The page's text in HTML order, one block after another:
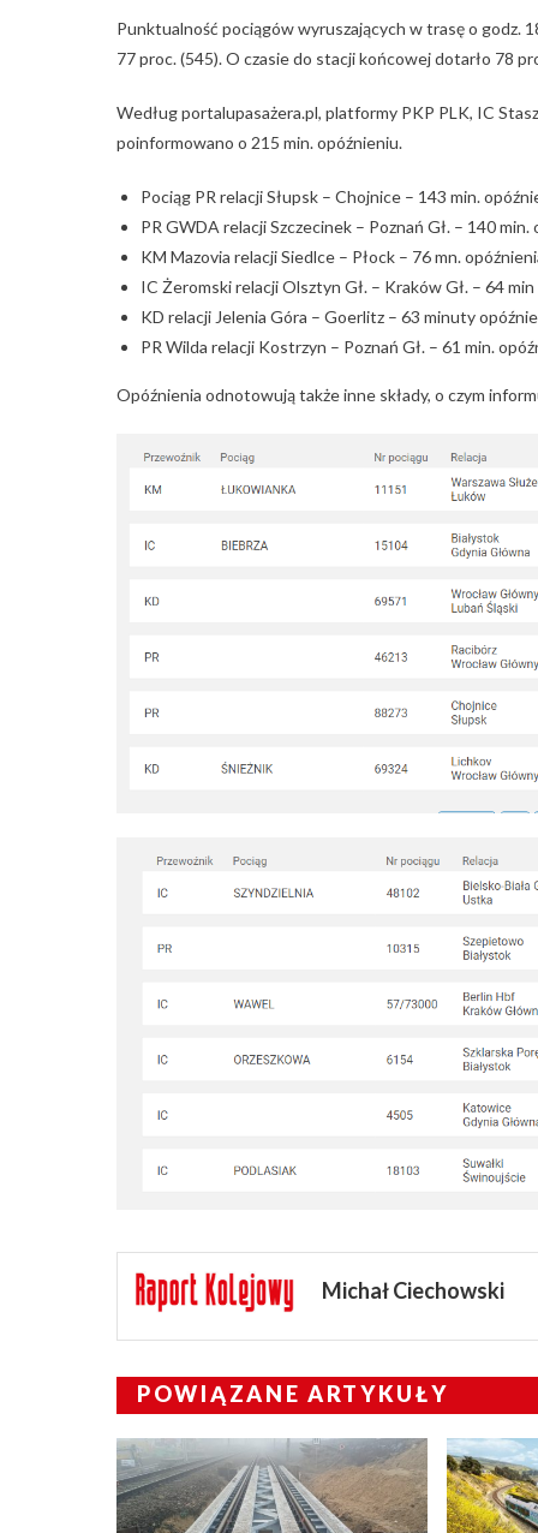
Punktualność pociągów wyruszających w trasę o godz.
77 proc. (545). O czasie do stacji końcowej dotarło 78
Według portalupasażera.pl, platformy PKP PLK, IC
poinformowano o 215 min. opóźnieniu.
Pociąg PR relacji Słupsk – Chojnice – 143 min.
PR GWDA relacji Szczecinek – Poznań Gł. – 140 min.
KM Mazovia relacji Siedlce – Płock – 76 mn.
IC Żeromski relacji Olsztyn Gł. – Kraków Gł. – 64
KD relacji Jelenia Góra – Goerlitz – 63 minuty
PR Wilda relacji Kostrzyn – Poznań Gł. – 61 min.
Opóźnienia odnotowują także inne składy, o czym
Michał Ciechowski
POWIĄZANE ARTYKUŁY